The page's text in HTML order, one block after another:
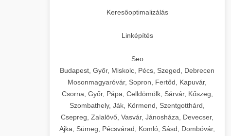
Keresőoptimalizálás
Linképítés
Seo
Budapest, Győr, Miskolc, Pécs, Szeged, Debrecen
Mosonmagyaróvár, Sopron, Fertőd, Kapuvár,
Csorna, Győr, Pápa, Celldömölk, Sárvár, Kőszeg,
Szombathely, Ják, Körmend, Szentgotthárd,
Csepreg, Zalalövő, Vasvár, Jánosháza, Devecser,
Ajka, Sümeg, Pécsvárad, Komló, Sásd, Dombóvár,